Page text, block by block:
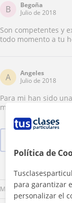
B
Begoña
Julio de 2018
Son competentes y
todo momento a tu
A
Angeles
Julio de 2018
Para mi han sido
muy contenta y he
Mañana
Política de
para garantizar
personalizar el